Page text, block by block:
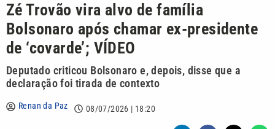
Zé Trovão vira alvo de família
Bolsonaro após chamar ex-presidente
de ‘covarde’; VÍDEO
Deputado criticou Bolsonaro e, depois, disse que a
declaração foi tirada de contexto
Renan da Paz 08/07/2026 | 18:20